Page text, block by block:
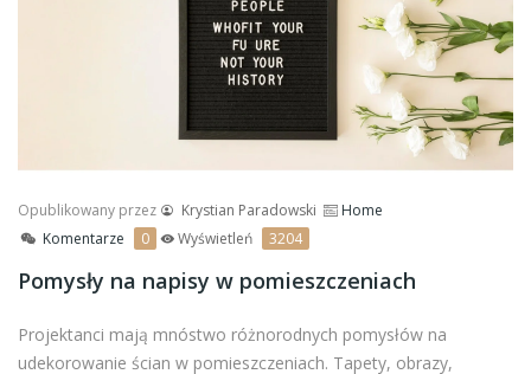
Opublikowany przez Krystian Paradowski
Home
Komentarze
0 Wyświetleń 3204
Pomysły na napisy w pomieszczeniach
Projektanci mają mnóstwo różnorodnych pomysłów na
udekorowanie ścian w pomieszczeniach. Tapety, obrazy,